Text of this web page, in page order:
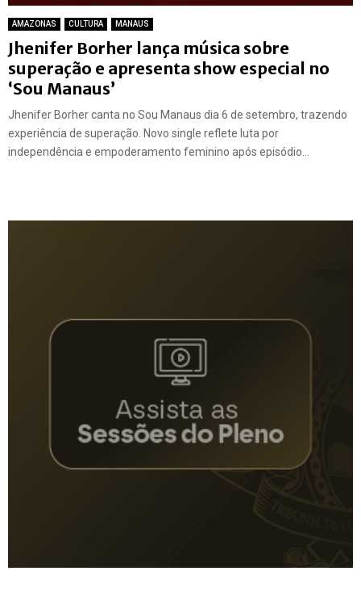
AMAZONAS CULTURA MANAUS
Jhenifer Borher lança música sobre
superação e apresenta show especial no
‘Sou Manaus’
Jhenifer Borher canta no Sou Manaus dia 6 de setembro, trazendo
experiência de superação. Novo single reflete luta por
independência e empoderamento feminino após episódio...